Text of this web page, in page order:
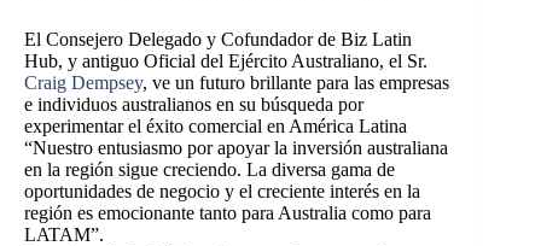
El Consejero Delegado y Cofundador de Biz Latin
Hub, y antiguo Oficial del Ejército Australiano, el Sr.
Craig Dempsey, ve un futuro brillante para las empresas
e individuos australianos en su búsqueda por
experimentar el éxito comercial en América Latina
“Nuestro entusiasmo por apoyar la inversión australiana
en la región sigue creciendo. La diversa gama de
oportunidades de negocio y el creciente interés en la
región es emocionante tanto para Australia como para
LATAM”.